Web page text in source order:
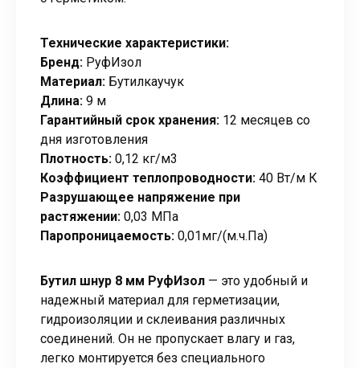
Технические характеристики:
Бренд: РуфИзол
Материал: Бутилкаучук
Длина: 9 м
Гарантийный срок хранения: 12 месяцев со
дня изготовления
Плотность: 0,12 кг/м3
Коэффициент теплопроводности: 40 Вт/м К
Разрушающее напряжение при
растяжении: 0,03 МПа
Паропроницаемость: 0,01мг/(м.ч.Па)
Бутил шнур 8 мм РуфИзол — это удобный и
надежный материал для герметизации,
гидроизоляции и склеивания различных
соединений. Он не пропускает влагу и газ,
легко монтируется без специального